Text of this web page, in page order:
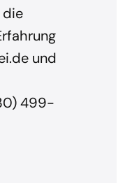
die
und
499-